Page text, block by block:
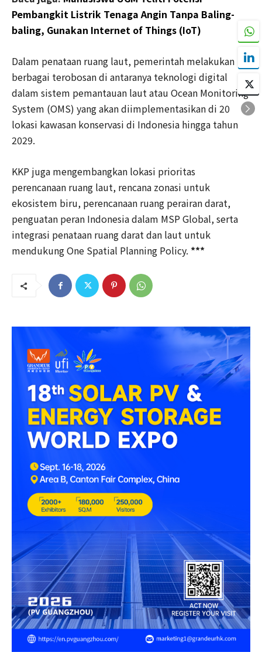
Pembangkit Listrik Tenaga Angin Tanpa Baling-
baling, Gunakan Internet of Things (IoT)
Dalam penataan ruang laut, pemerintah melakukan
berbagai terobosan di antaranya teknologi digital
dalam sistem pemantauan laut atau Ocean Monitoring
System (OMS) yang akan diimplementasikan di 20
lokasi kawasan konservasi di Indonesia hingga tahun
2029.
KKP juga mengembangkan lokasi prioritas
perencanaan ruang laut, rencana zonasi untuk
ekosistem biru, perencanaan ruang perairan darat,
penguatan peran Indonesia dalam MSP Global, serta
integrasi penataan ruang darat dan laut untuk
mendukung One Spatial Planning Policy. ***